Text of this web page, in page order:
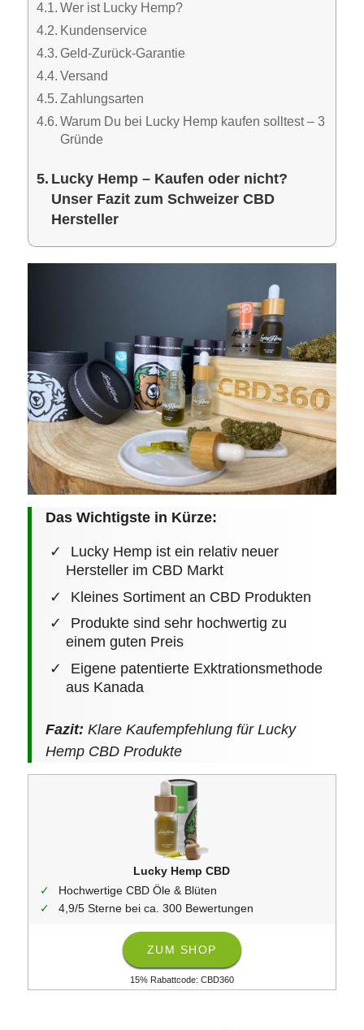
Wer ist Lucky Hemp?
Kundenservice
Geld-Zurück-Garantie
Versand
Zahlungsarten
Warum Du bei Lucky Hemp kaufen solltest – 3
Gründe
Lucky Hemp – Kaufen oder nicht?
Unser Fazit zum Schweizer CBD
Hersteller
Das Wichtigste in Kürze:
Lucky Hemp ist ein relativ neuer
Hersteller im CBD Markt
Kleines Sortiment an CBD Produkten
Produkte sind sehr hochwertig zu
einem guten Preis
Eigene patentierte Exktrationsmethode
aus Kanada
Fazit: Klare Kaufempfehlung für Lucky
Hemp CBD Produkte
Lucky Hemp CBD
Hochwertige CBD Öle & Blüten
4,9/5 Sterne bei ca. 300 Bewertungen
ZUM SHOP
15% Rabattcode: CBD360